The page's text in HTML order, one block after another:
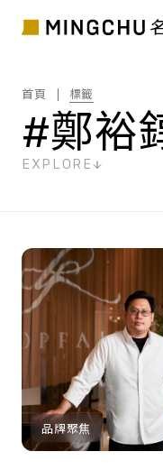
首頁 標籤
#鄭裕
EXPLORE
共 3筆搜尋結果
品牌聚焦